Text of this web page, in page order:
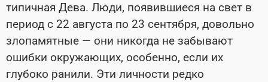
типичная Дева. Люди, появившиеся на свет в
период с 22 августа по 23 сентября, довольно
злопамятные — они никогда не забывают
ошибки окружающих, особенно, если их
глубоко ранили. Эти личности редко